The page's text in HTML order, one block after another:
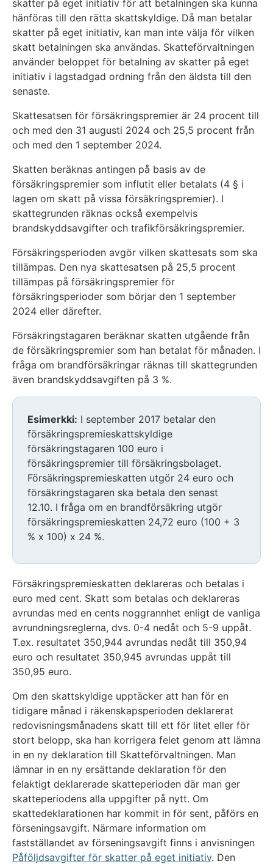
skatter på eget initiativ för att betalningen ska kunna
hänföras till den rätta skattskyldige. Då man betalar
skatter på eget initiativ, kan man inte välja för vilken
skatt betalningen ska användas. Skatteförvaltningen
använder beloppet för betalning av skatter på eget
initiativ i lagstadgad ordning från den äldsta till den
senaste.
Skattesatsen för försäkringspremier är 24 procent till
och med den 31 augusti 2024 och 25,5 procent från
och med den 1 september 2024.
Skatten beräknas antingen på basis av de
försäkringspremier som influtit eller betalats (4 § i
lagen om skatt på vissa försäkringspremier). I
skattegrunden räknas också exempelvis
brandskyddsavgifter och trafikförsäkringspremier.
Försäkringsperioden avgör vilken skattesats som ska
tillämpas. Den nya skattesatsen på 25,5 procent
tillämpas på försäkringspremier för
försäkringsperioder som börjar den 1 september
2024 eller därefter.
Försäkringstagaren beräknar skatten utgående från
de försäkringspremier som han betalat för månaden. I
fråga om brandförsäkringar räknas till skattegrunden
även brandskyddsavgiften på 3 %.
Esimerkki: I september 2017 betalar den
försäkringspremieskattskyldige
försäkringstagaren 100 euro i
försäkringspremier till försäkringsbolaget.
Försäkringspremieskatten utgör 24 euro och
försäkringstagaren ska betala den senast
12.10. I fråga om en brandförsäkring utgör
försäkringspremieskatten 24,72 euro (100 + 3
% x 100) x 24 %.
Försäkringspremieskatten deklareras och betalas i
euro med cent. Skatt som betalas och deklareras
avrundas med en cents noggrannhet enligt de vanliga
avrundningsreglerna, dvs. 0-4 nedåt och 5-9 uppåt.
T.ex. resultatet 350,944 avrundas nedåt till 350,94
euro och resultatet 350,945 avrundas uppåt till
350,95 euro.
Om den skattskyldige upptäcker att han för en
tidigare månad i räkenskapsperioden deklarerat
redovisningsmånadens skatt till ett för litet eller för
stort belopp, ska han korrigera felet genom att lämna
in en ny deklaration till Skatteförvaltningen. Man
lämnar in en ny ersättande deklaration för den
felaktigt deklarerade skatteperioden där man ger
skatteperiodens alla uppgifter på nytt. Om
skattedeklarationen har kommit in för sent, påförs en
förseningsavgift. Närmare information om
fastställandet av förseningsavgift finns i anvisningen
Påföljdsavgifter för skatter på eget initiativ. Den